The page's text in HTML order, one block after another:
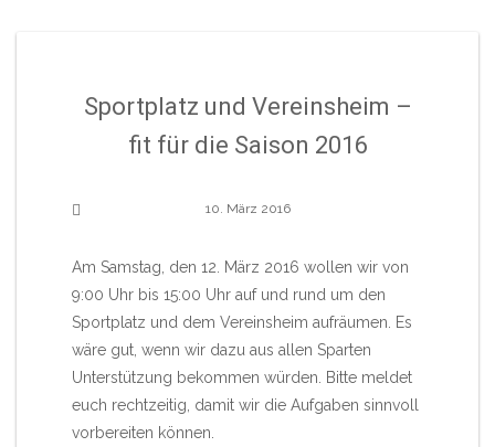
Sportplatz und Vereinsheim –
fit für die Saison 2016
10. März 2016
Am Samstag, den 12. März 2016 wollen wir von
9:00 Uhr bis 15:00 Uhr auf und rund um den
Sportplatz und dem Vereinsheim aufräumen. Es
wäre gut, wenn wir dazu aus allen Sparten
Unterstützung bekommen würden. Bitte meldet
euch rechtzeitig, damit wir die Aufgaben sinnvoll
vorbereiten können.